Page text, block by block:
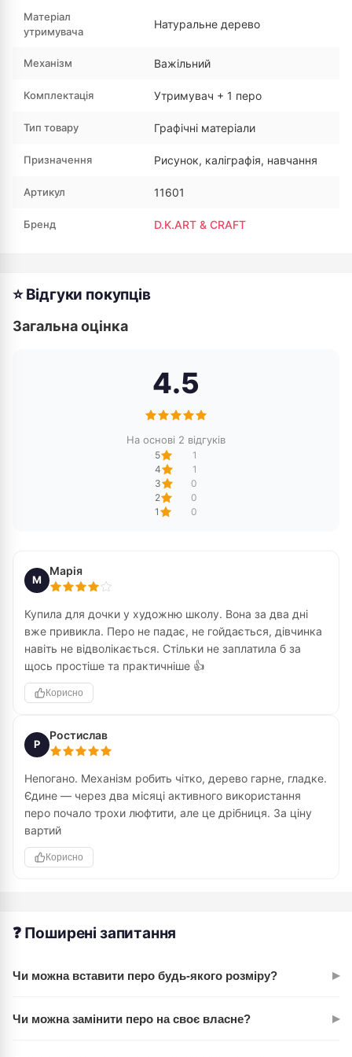
Матеріал
утримувача
Натуральне дерево
Механізм Важільний
Комплектація Утримувач + 1 перо
Тип товару Графічні матеріали
Призначення Рисунок, каліграфія, навчання
Артикул 11601
Бренд D.K.ART & CRAFT
⭐ Відгуки покупців
Загальна оцінка
4.5
На основі 2 відгуків
5
1
4
1
3
0
2
0
1
0
М
Марія
Купила для дочки у художню школу. Вона за два дні
вже привикла. Перо не падає, не гойдається, дівчинка
навіть не відволікається. Стільки не заплатила б за
щось простіше та практичніше 👍
Корисно
Р
Ростислав
Непогано. Механізм робить чітко, дерево гарне, гладке.
Єдине — через два місяці активного використання
перо почало трохи люфтити, але це дрібниця. За ціну
вартий
Корисно
❓ Поширені запитання
Чи можна вставити перо будь-якого розміру? ▸
Важіль забезпечує надійну фіксацію, але рекомендуємо
Чи можна замінити перо на своє власне? ▸